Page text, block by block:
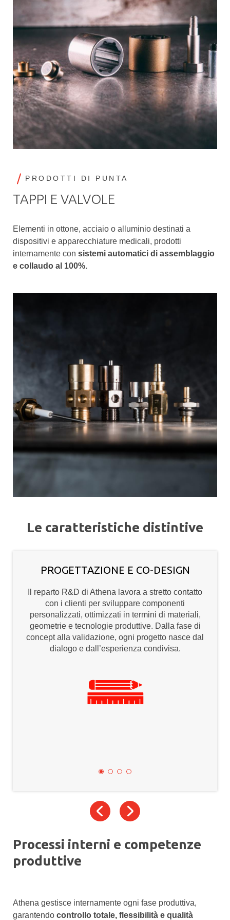
PRODOTTI DI PUNTA
TAPPI E VALVOLE
Elementi in ottone, acciaio o alluminio destinati a
dispositivi e apparecchiature medicali, prodotti
internamente con sistemi automatici di assemblaggio
e collaudo al 100%.
Le caratteristiche distintive
PROGETTAZIONE E CO-DESIGN
Il reparto R&D di Athena lavora a stretto contatto
con i clienti per sviluppare componenti
personalizzati, ottimizzati in termini di materiali,
geometrie e tecnologie produttive. Dalla fase di
concept alla validazione, ogni progetto nasce dal
dialogo e dall’esperienza condivisa.
Processi interni e competenze
produttive
Athena gestisce internamente ogni fase produttiva,
garantendo controllo totale, flessibilità e qualità